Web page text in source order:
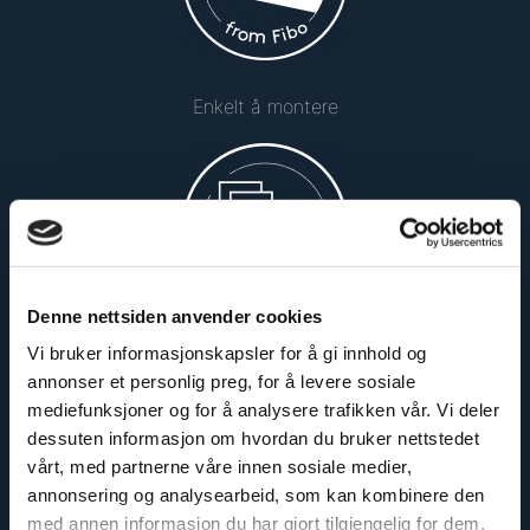
Denne nettsiden anvender cookies
Vi bruker informasjonskapsler for å gi innhold og
annonser et personlig preg, for å levere sosiale
mediefunksjoner og for å analysere trafikken vår. Vi deler
dessuten informasjon om hvordan du bruker nettstedet
vårt, med partnerne våre innen sosiale medier,
annonsering og analysearbeid, som kan kombinere den
med annen informasjon du har gjort tilgjengelig for dem,
Enkelt å montere
Sikker og godkjent